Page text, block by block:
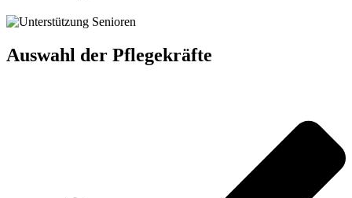
Auswahl der Pflegekräfte